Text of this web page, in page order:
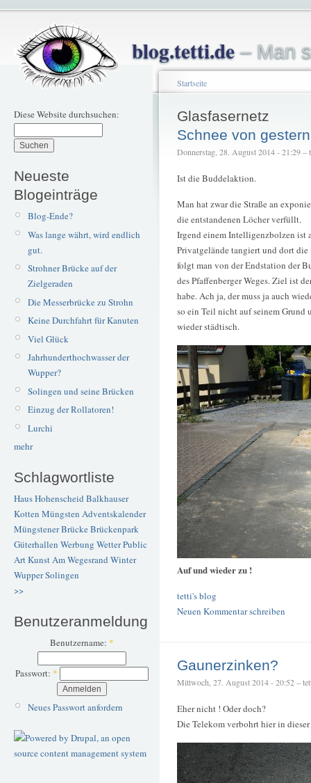
blog.tetti.de– Man
Diese Website durchsuchen:
Neueste
Blogeinträge
Blog-Ende?
Was lange währt, wird endlich
gut.
Strohner Brücke auf der
Zielgeraden
Die Messerbrücke zu Strohn
Keine Durchfahrt für Kanuten
Viel Glück
Jahrhunderthochwasser der
Wupper?
Solingen und seine Brücken
Einzug der Rollatoren!
Lurchi
mehr
Schlagwortliste
Haus Hohenscheid Balkhauser
Kotten Müngsten Adventskalender
Müngstener BrückeBrückenpark
Güterhallen Werbung WetterPublic
ArtKunstAm Wegesrand Winter
WupperSolingen
>>
Benutzeranmeldung
Benutzername: *
Passwort: *
Neues Passwort anfordern
Startseite
Glasfasernetz
Schnee von
Donnerstag, 28. August 2014 - 21:29 –
Ist die Buddelaktion.
Man hat zwar die Straße an
die entstandenen Löcher verfüllt.
Irgend einem Intelligenzbolzen ist
Privatgelände tangiert und dort
folgt man von der Endstation der
des Pfaffenberger Weges. Ziel ist
habe. Ach ja, der muss ja auch
so ein Teil nicht auf seinem Grund
wieder städtisch.
Auf und wieder zu !
tetti's blog
Neuen Kommentar schreiben
Gaunerzinken?
Mittwoch, 27. August 2014 - 20:52 –
Eher nicht ! Oder doch?
Die Telekom verbohrt hier in